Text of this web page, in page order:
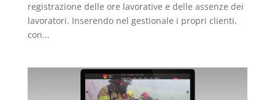
registrazione delle ore lavorative e delle assenze dei
lavoratori. Inserendo nel gestionale i propri clienti,
con...